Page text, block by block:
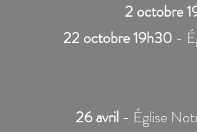
2 octobre
22 octobre 19h30 -
26 avril - Église